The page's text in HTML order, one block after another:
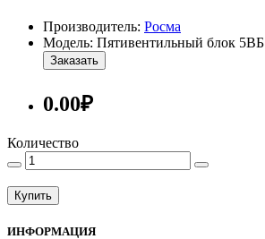
Производитель: Росма
Модель: Пятивентильный блок 5ВБ
Заказать
0.00₽
Количество
Купить
ИНФОРМАЦИЯ